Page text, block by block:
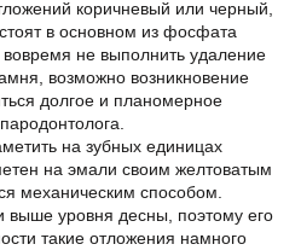
коричневый или черный,
в основном из фосфата
не выполнить удаление
возможно возникновение
долгое и планомерное
на зубных единицах
на эмали своим желтоватым
механическим способом.
выше уровня десны, поэтому его
такие отложения намного